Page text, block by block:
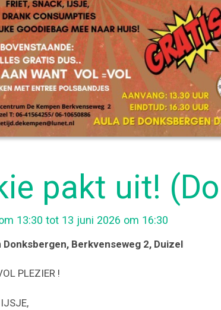
pakt uit!
13:30 tot 13 juni 2026 om 16:30
Donksbergen, Berkvenseweg 2, Duizel
PLEZIER !
IJSJE,